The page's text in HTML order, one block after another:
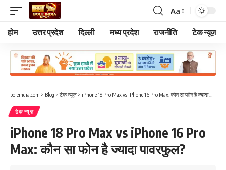
Font
Resizer
Aa
होम उत्तर प्रदेश दिल्ली मध्य प्रदेश राजनीति टेक न्यूज़
boleindia.com > Blog > टेक न्यूज़ > iPhone 18 Pro Max vs iPhone 16 Pro Max: कौन सा फोन है ज्यादा पावरफुल?
टेक न्यूज़
iPhone 18 Pro Max vs iPhone 16 Pro
Max: कौन सा फोन है ज्यादा पावरफुल?